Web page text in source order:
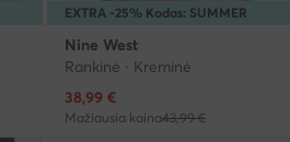
EXTRA -25% Kodas: SUMMER
Nine West
Rankinė · Kreminė
Dabartinė kaina
38,99 €
Mažiausia kaina43,99 €